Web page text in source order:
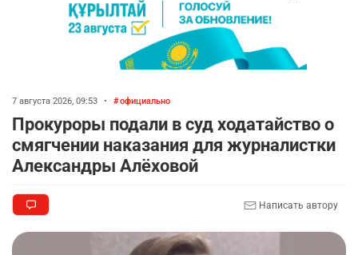
7 августа 2026, 09:53 • официально
Прокуроры подали в суд ходатайство о
смягчении наказания для журналистки
Александры Алёховой
Написать автору